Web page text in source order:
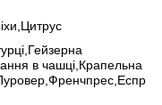
в чашці,Крапельна